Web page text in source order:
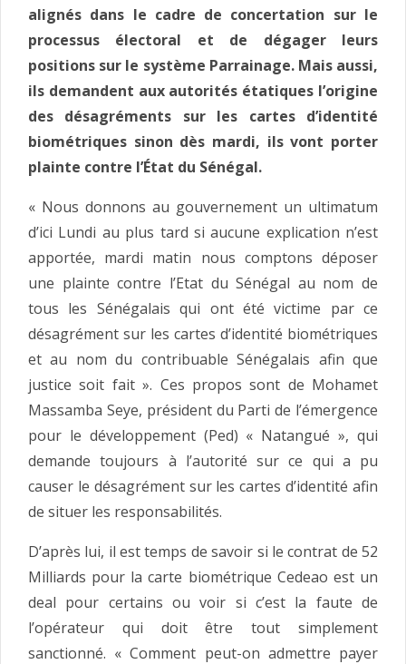
alignés dans le cadre de concertation sur le
processus électoral et de dégager leurs
positions sur le système Parrainage. Mais aussi,
ils demandent aux autorités étatiques l’origine
des désagréments sur les cartes d’identité
biométriques sinon dès mardi, ils vont porter
plainte contre l’État du Sénégal.
« Nous donnons au gouvernement un ultimatum
d’ici Lundi au plus tard si aucune explication n’est
apportée, mardi matin nous comptons déposer
une plainte contre l’Etat du Sénégal au nom de
tous les Sénégalais qui ont été victime par ce
désagrément sur les cartes d’identité biométriques
et au nom du contribuable Sénégalais afin que
justice soit fait ». Ces propos sont de Mohamet
Massamba Seye, président du Parti de l’émergence
pour le développement (Ped) « Natangué », qui
demande toujours à l’autorité sur ce qui a pu
causer le désagrément sur les cartes d’identité afin
de situer les responsabilités.
D’après lui, il est temps de savoir si le contrat de 52
Milliards pour la carte biométrique Cedeao est un
deal pour certains ou voir si c’est la faute de
l’opérateur qui doit être tout simplement
sanctionné. « Comment peut-on admettre payer